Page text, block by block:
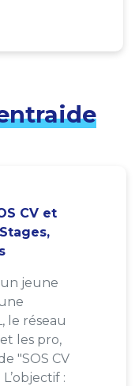
CV et
jeune
le réseau
les pro,
"SOS CV
: